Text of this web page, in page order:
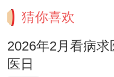
猜你喜欢
2026年2月看病
医日